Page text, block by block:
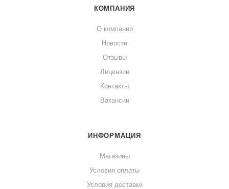
КОМПАНИЯ
О компании
Новости
Отзывы
Лицензии
Контакты
Вакансии
ИНФОРМАЦИЯ
Магазины
Условия оплаты
Условия доставки